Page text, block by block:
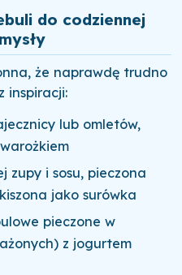
do codziennej
że naprawdę trudno
inspiracji:
lub omletów,
zupy i sosu, pieczona
jako surówka
pieczone w
z jogurtem